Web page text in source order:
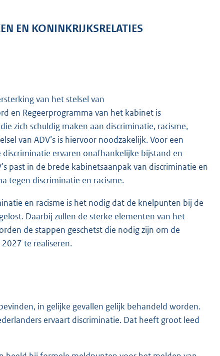
EN KONINKRIJKSRELATIES
van het stelsel van
en Regeerprogramma van het kabinet is
zich schuldig maken aan discriminatie, racisme,
van ADV’s is hiervoor noodzakelijk. Voor een
ervaren onafhankelijke bijstand en
past in de brede kabinetsaanpak van discriminatie en
tegen discriminatie en racisme.
en racisme is het nodig dat de knelpunten bij de
Daarbij zullen de sterke elementen van het
de stappen geschetst die nodig zijn om de
te realiseren.
in gelijke gevallen gelijk behandeld worden.
ervaart discriminatie. Dat heeft groot leed